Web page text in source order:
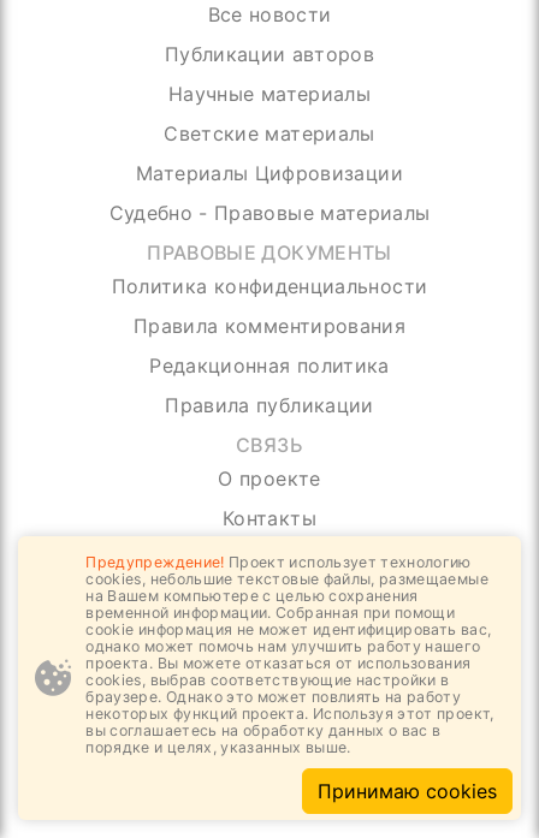
Все новости
Публикации авторов
Научные материалы
Светские материалы
Материалы Цифровизации
Судебно - Правовые материалы
ПРАВОВЫЕ ДОКУМЕНТЫ
Политика конфиденциальности
Правила комментирования
Редакционная политика
Правила публикации
СВЯЗЬ
О проекте
Контакты
Реклама
Ничего лишнего, только самое важное
Отправить
Обратная связь
Предупреждение! Проект использует технологию
cookies, небольшие текстовые файлы, размещаемые
на Вашем компьютере с целью сохранения
временной информации. Собранная при помощи
cookie информация не может идентифицировать вас,
однако может помочь нам улучшить работу нашего
проекта. Вы можете отказаться от использования
cookies, выбрав соответствующие настройки в
браузере. Однако это может повлиять на работу
некоторых функций проекта. Используя этот проект,
вы соглашаетесь на обработку данных о вас в
порядке и целях, указанных выше.
Принимаю cookies